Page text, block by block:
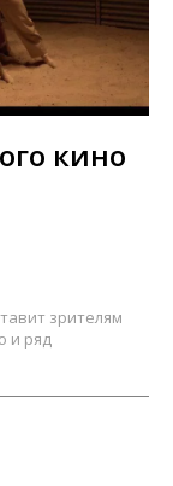
кино
зрителям
и ряд